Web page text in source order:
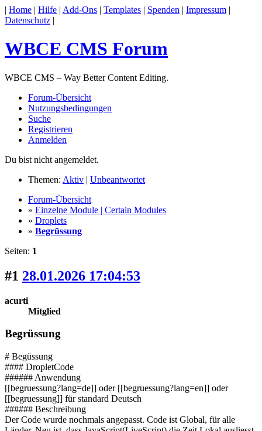
| Home | Hilfe | Add-Ons | Templates | Spenden | Impressum |
Datenschutz |
WBCE CMS Forum
WBCE CMS – Way Better Content Editing.
Forum-Übersicht
Nutzungsbedingungen
Suche
Registrieren
Anmelden
Du bist nicht angemeldet.
Themen: Aktiv | Unbeantwortet
Forum-Übersicht
» Einzelne Module | Certain Modules
» Droplets
» Begrüssung
Seiten: 1
#1 28.01.2026 17:04:53
acurti
Mitglied
Begrüssung
# Begüssung
#### DropletCode
###### Anwendung
[[begruessung?lang=de]] oder [[begruessung?lang=en]] oder
[[begruessung]] für standard Deutsch
###### Beschreibung
Der Code wurde nochmals angepasst. Code ist Global, für alle